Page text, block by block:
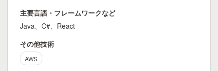
主要言語・フレームワークなど
Java、C#、React
その他技術
AWS